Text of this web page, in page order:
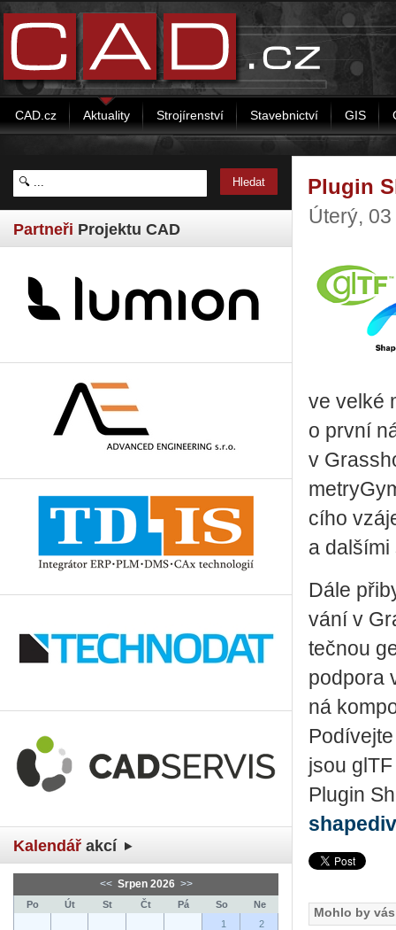
CAD.cz Aktuality Strojírenství Stavebnictví GIS
Partneři Projektu CAD
Kalendář akcí
<< Srpen 2026 >>
Po Út St Čt Pá So
Ne
1
2
Plugin
Úterý,
ve vel­ké
o prv­ní
v
cí­ho
a dal­ší­mi
Dále
vá­ní v
teč­nou
pod­po­ra
ná
jsou
Plugin
Mohlo by